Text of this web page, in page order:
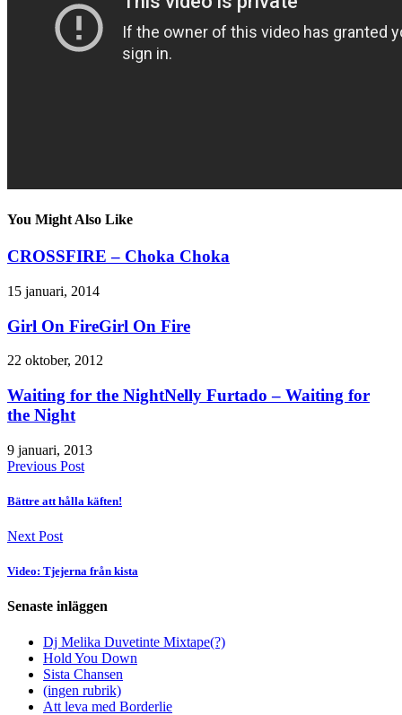
You Might Also Like
CROSSFIRE – Choka Choka
15 januari, 2014
Girl On FireGirl On Fire
22 oktober, 2012
Waiting for the NightNelly Furtado – Waiting for
the Night
9 januari, 2013
Previous Post
Bättre att hålla käften!
Next Post
Video: Tjejerna från kista
Senaste inläggen
Dj Melika Duvetinte Mixtape(?)
Hold You Down
Sista Chansen
(ingen rubrik)
Att leva med Borderlie